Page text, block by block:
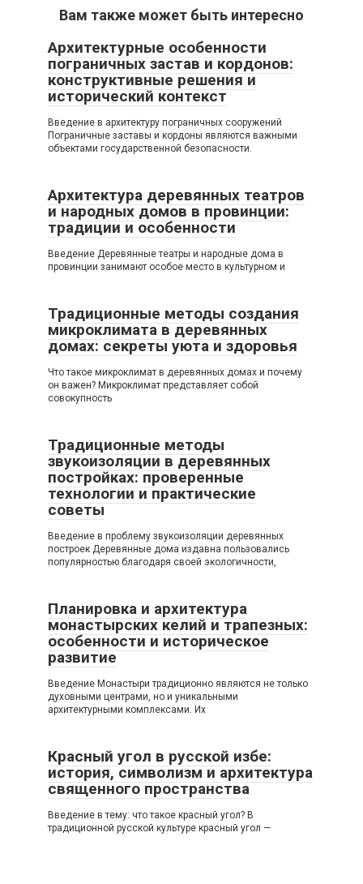
Вам также может быть интересно
Архитектурные особенности
пограничных застав и кордонов:
конструктивные решения и
исторический контекст
Введение в архитектуру пограничных сооружений
Пограничные заставы и кордоны являются важными
объектами государственной безопасности.
Архитектура деревянных театров
и народных домов в провинции:
традиции и особенности
Введение Деревянные театры и народные дома в
провинции занимают особое место в культурном и
Традиционные методы создания
микроклимата в деревянных
домах: секреты уюта и здоровья
Что такое микроклимат в деревянных домах и почему
он важен? Микроклимат представляет собой
совокупность
Традиционные методы
звукоизоляции в деревянных
постройках: проверенные
технологии и практические
советы
Введение в проблему звукоизоляции деревянных
построек Деревянные дома издавна пользовались
популярностью благодаря своей экологичности,
Планировка и архитектура
монастырских келий и трапезных:
особенности и историческое
развитие
Введение Монастыри традиционно являются не только
духовными центрами, но и уникальными
архитектурными комплексами. Их
Красный угол в русской избе:
история, символизм и архитектура
священного пространства
Введение в тему: что такое красный угол? В
традиционной русской культуре красный угол —